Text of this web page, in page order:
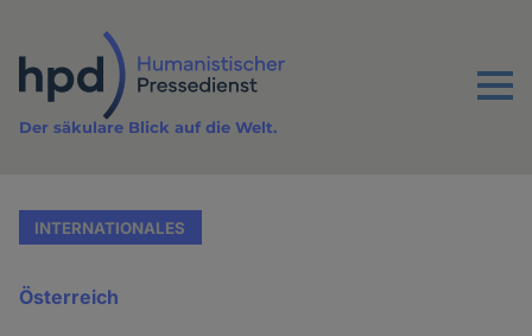
Inhalt
Menu
Der säkulare Blick auf die Welt.
INTERNATIONALES
Österreich